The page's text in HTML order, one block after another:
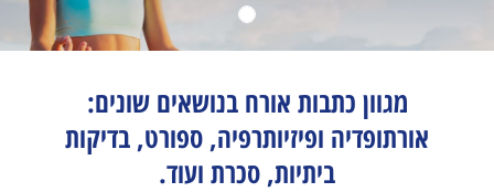
מגוון כתבות אורח בנושאים שונים:
אורתופדיה ופיזיותרפיה, ספורט, בדיקות
ביתיות, סכרת ועוד.